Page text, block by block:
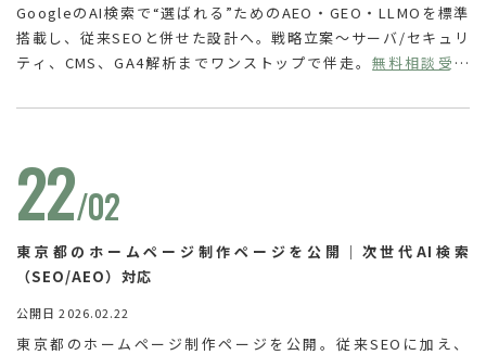
GoogleのAI検索で“選ばれる”ためのAEO・GEO・LLMOを標準
搭載し、従来SEOと併せた設計へ。戦略立案〜サーバ/セキュリ
ティ、CMS、GA4解析までワンストップで伴走。無料相談受付
データ設計と運用改善で成果を支援します。公開後も継続改善ま
22/02
東京都のホームページ制作ページを公開｜次世代AI検索
（SEO/AEO）対応
公開日 2026.02.22
東京都のホームページ制作ページを公開。従来SEOに加え、